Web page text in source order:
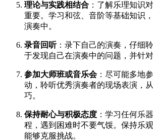
理论与实践相结合 ：了解乐理知识
重要。学习和弦、音阶等基础知识
演奏中。
录音回听：录下自己的演奏，仔细
于发现自己在演奏中的问题，并针
参加大师班或音乐会：尽可能多地
动，聆听优秀演奏者的现场表演，
巧。
保持耐心与积极态度 ：学习任何乐
程，遇到困难时不要气馁。保持乐
能够克服挑战。